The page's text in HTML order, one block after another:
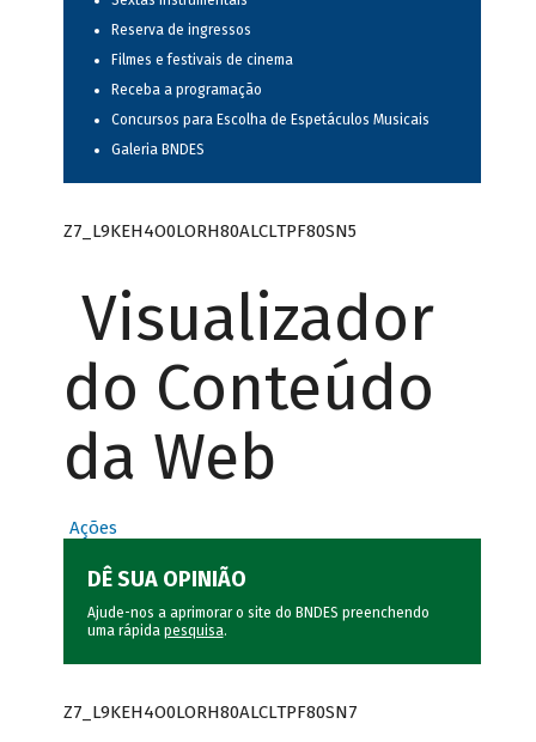
Reserva de ingressos
Filmes e festivais de cinema
Receba a programação
Concursos para Escolha de Espetáculos Musicais
Galeria BNDES
Z7_L9KEH4O0LORH80ALCLTPF80SN5
Visualizador
do Conteúdo
da Web
Ações
DÊ SUA OPINIÃO
Ajude-nos a aprimorar o site do BNDES preenchendo
uma rápida pesquisa.
Z7_L9KEH4O0LORH80ALCLTPF80SN7